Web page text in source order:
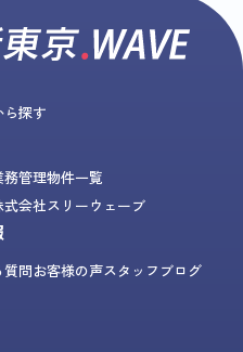
探す
務管理物件一覧
会社スリーウェーブ
質問お客様の声スタッフブログ